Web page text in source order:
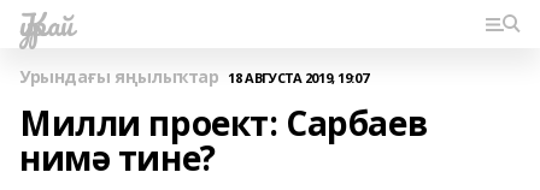
Ҡурай
Урындағы яңылыҡтар 18 АВГУСТА 2019, 19:07
Милли проект: Сарбаев
нимә тине?